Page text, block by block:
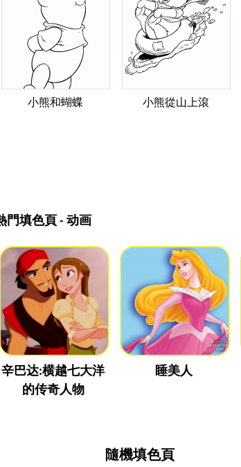
小熊和蝴蝶 小熊從山上滾
門填色頁 - 动画
辛巴达:横越七大洋
的传奇人物
睡美人
隨機填色頁